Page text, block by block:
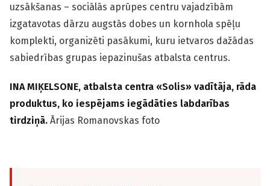
uzsākšanas – sociālās aprūpes centru vajadzībām
izgatavotas dārzu augstās dobes un korn­hola spēļu
komplekti, organizēti pasākumi, kuru ietvaros dažādas
sabiedrības grupas iepazinušas atbalsta centrus.
INA MIĶELSONE, atbalsta centra «Solis» vadītāja, rāda
produktus, ko iespējams iegādāties labdarības
tirdziņā. Ārijas Romanovskas foto